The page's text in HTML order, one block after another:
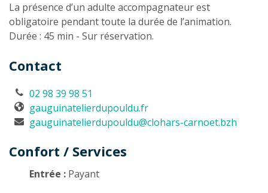
La présence d’un adulte accompagnateur est
obligatoire pendant toute la durée de l’animation.
Durée : 45 min - Sur réservation.
Contact
02 98 39 98 51
gauguinatelierdupouldu.fr
gauguinatelierdupouldu@clohars-carnoet.bzh
Confort / Services
Entrée : Payant